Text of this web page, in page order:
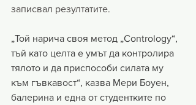
записвал резултатите.
„Той нарича своя метод „Contrology“,
тъй като целта e умът да контролира
тялото и да приспособи силата му
към гъвкавост“, казва Мери Боуен,
балерина и една от студентките по